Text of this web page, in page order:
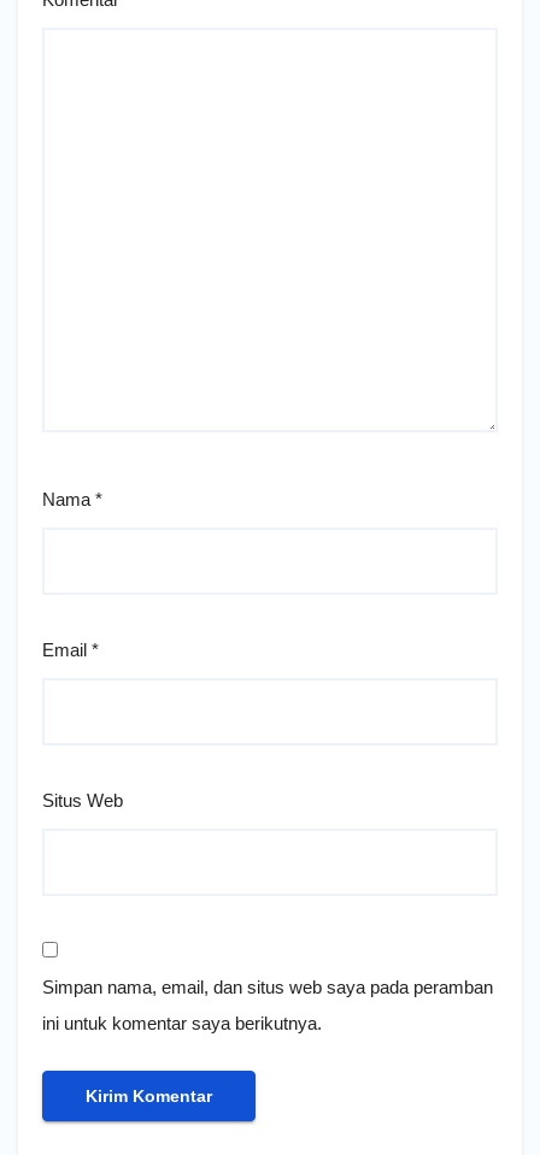
Nama *
Email *
Situs Web
Simpan nama, email, dan situs web saya pada peramban
ini untuk komentar saya berikutnya.